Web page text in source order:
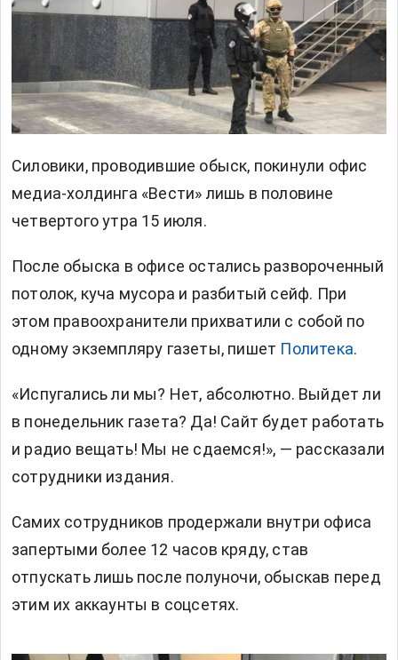
Силовики, проводившие обыск, покинули офис
медиа-холдинга «Вести» лишь в половине
четвертого утра 15 июля.
После обыска в офисе остались развороченный
потолок, куча мусора и разбитый сейф. При
этом правоохранители прихватили с собой по
одному экземпляру газеты, пишет Политека.
«Испугались ли мы? Нет, абсолютно. Выйдет ли
в понедельник газета? Да! Сайт будет работать
и радио вещать! Мы не сдаемся!», — рассказали
сотрудники издания.
Самих сотрудников продержали внутри офиса
запертыми более 12 часов кряду, став
отпускать лишь после полуночи, обыскав перед
этим их аккаунты в соцсетях.